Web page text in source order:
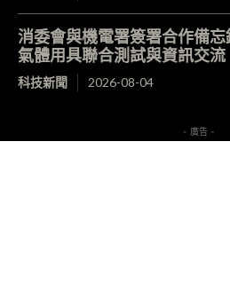
消委會與機電署簽署合作備
氣體用具聯合測試與資訊交流
科技新聞 2026-08-04
- 廣告 -